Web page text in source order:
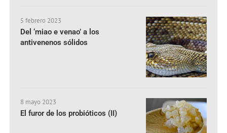
5 febrero 2023
Del ‘miao e venao’ a los
antivenenos sólidos
8 mayo 2023
El furor de los probióticos (II)